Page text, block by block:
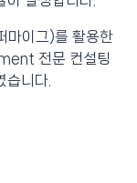
마이그)를 활용한
전문 컨설팅
습니다.